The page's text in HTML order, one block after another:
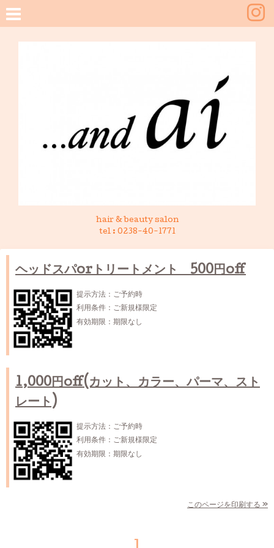
hair & beauty salon
tel : 0238-40-1771
ヘッドスパorトリートメント 500円off
提示方法： ご予約時
利用条件： ご新規様限定
有効期限： 期限なし
1,000円off(カット、カラー、パーマ、スト
レート)
提示方法： ご予約時
利用条件： ご新規様限定
有効期限： 期限なし
このページを印刷する »